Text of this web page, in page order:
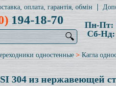
оплата, гарантія, обмін
194-18-70
🔍
Пн-Пт:
Сб-Нд:
одностенные> Кагла
304 из нержавеющей